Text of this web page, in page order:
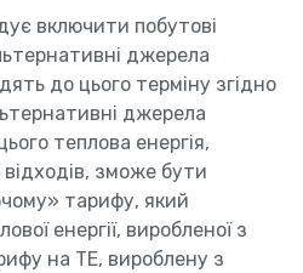
включити побутові
джерела
до цього терміну згідно
джерела
теплова енергія,
зможе бути
тарифу, який
енергії, виробленої з
на ТЕ, вироблену з